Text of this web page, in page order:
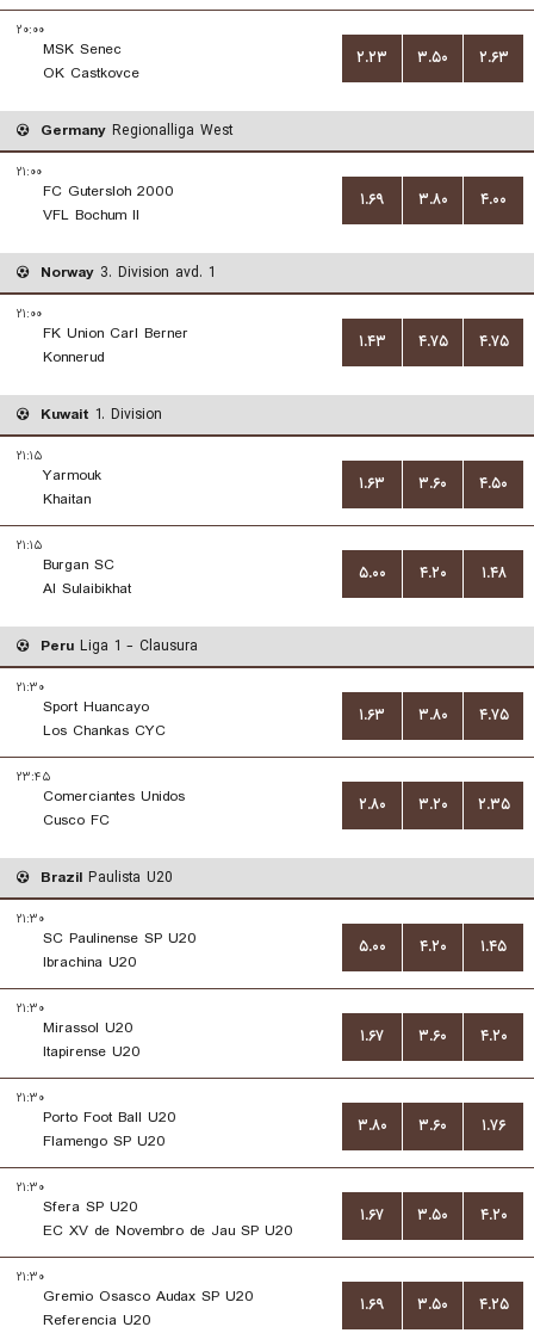
۲۰:۰۰
MSK Senec
OK Castkovce
۲.۲۳ ۳.۵۰ ۲.۶۳
Germany Regionalliga West
۲۱:۰۰
FC Gutersloh 2000
VFL Bochum II
۱.۶۹ ۳.۸۰ ۴.۰۰
Norway 3. Division avd. 1
۲۱:۰۰
FK Union Carl Berner
Konnerud
۱.۴۳ ۴.۷۵ ۴.۷۵
Kuwait 1. Division
۲۱:۱۵
Yarmouk
Khaitan
۱.۶۳ ۳.۶۰ ۴.۵۰
۲۱:۱۵
Burgan SC
Al Sulaibikhat
۵.۰۰ ۴.۲۰ ۱.۴۸
Peru Liga 1 - Clausura
۲۱:۳۰
Sport Huancayo
Los Chankas CYC
۱.۶۳ ۳.۸۰ ۴.۷۵
۲۳:۴۵
Comerciantes Unidos
Cusco FC
۲.۸۰ ۳.۲۰ ۲.۳۵
Brazil Paulista U20
۲۱:۳۰
SC Paulinense SP U20
Ibrachina U20
۵.۰۰ ۴.۲۰ ۱.۴۵
۲۱:۳۰
Mirassol U20
Itapirense U20
۱.۶۷ ۳.۶۰ ۴.۲۰
۲۱:۳۰
Porto Foot Ball U20
Flamengo SP U20
۳.۸۰ ۳.۶۰ ۱.۷۶
۲۱:۳۰
Sfera SP U20
EC XV de Novembro de Jau SP U20
۱.۶۷ ۳.۵۰ ۴.۲۰
۲۱:۳۰
Gremio Osasco Audax SP U20
Referencia U20
۱.۶۹ ۳.۵۰ ۴.۲۵